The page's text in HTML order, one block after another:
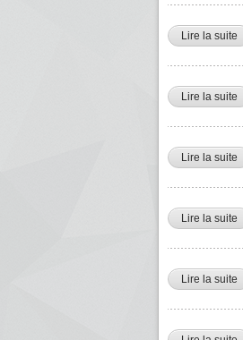
Lire la suite
Lire la suite
Lire la suite
Lire la suite
Lire la suite